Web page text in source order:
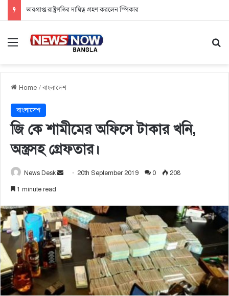
ভারপ্রাপ্ত রাষ্ট্রপতির দায়িত্ব গ্রহণ করলেন স্পিকার
Menu
Home /বাংলাদেশ
বাংলাদেশ
জি কে শামীমের অফিসে টাকার খনি,
অস্ত্রসহ গ্রেফতার।
News Desk
Send20th September 2019 0 208
1 minute read